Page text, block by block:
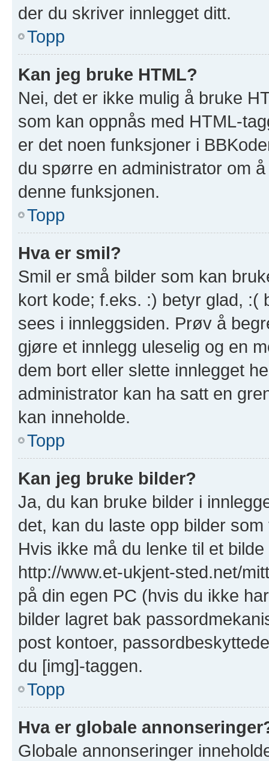
der du skriver innlegget ditt.
Topp
Kan jeg bruke HTML?
Nei, det er ikke mulig å bruke
som kan oppnås med HTML-
er det noen funksjoner i
du spørre en administrator om
denne funksjonen.
Topp
Hva er smil?
Smil er små bilder som kan
kort kode; f.eks. :) betyr glad, :(
sees i innleggsiden. Prøv å
gjøre et innlegg uleselig og en
dem bort eller slette innlegget
administrator kan ha satt en
kan inneholde.
Topp
Kan jeg bruke bilder?
Ja, du kan bruke bilder i
det, kan du laste opp bilder
Hvis ikke må du lenke til et
http://www.et-ukjent-sted.net/
på din egen PC (hvis du ikke
bilder lagret bak
post kontoer,
du [img]-taggen.
Topp
Hva er globale
Globale annonseringer